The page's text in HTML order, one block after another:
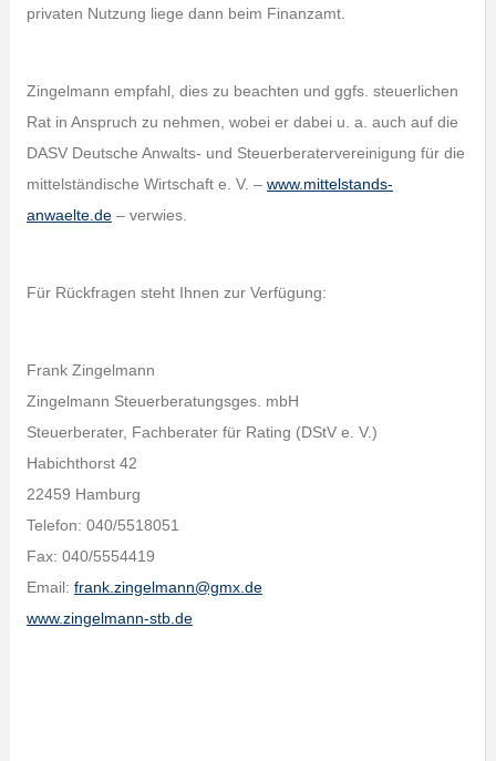
privaten Nutzung liege dann beim Finanzamt.
Zingelmann empfahl, dies zu beachten und ggfs. steuerlichen
Rat in Anspruch zu nehmen, wobei er dabei u. a. auch auf die
DASV Deutsche Anwalts- und Steuerberatervereinigung für die
mittelständische Wirtschaft e. V. – www.mittelstands-
anwaelte.de– verwies.
Für Rückfragen steht Ihnen zur Verfügung:
Frank Zingelmann
Zingelmann Steuerberatungsges. mbH
Steuerberater, Fachberater für Rating (DStV e. V.)
Habichthorst 42
22459 Hamburg
Telefon: 040/5518051
Fax: 040/5554419
Email: frank.zingelmann@gmx.de
www.zingelmann-stb.de